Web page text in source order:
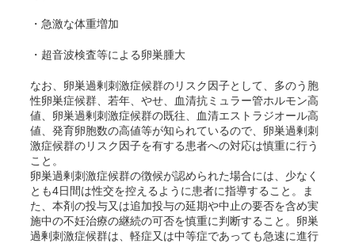
・急激な体重増加
・超音波検査等による卵巣腫大
なお、卵巣過剰刺激症候群のリスク因子として、多のう胞
性卵巣症候群、若年、やせ、血清抗ミュラー管ホルモン高
値、卵巣過剰刺激症候群の既往、血清エストラジオール高
値、発育卵胞数の高値等が知られているので、卵巣過剰刺
激症候群のリスク因子を有する患者への対応は慎重に行う
こと。
卵巣過剰刺激症候群の徴候が認められた場合には、少なく
とも4日間は性交を控えるように患者に指導すること。ま
た、本剤の投与又は追加投与の延期や中止の要否を含め実
施中の不妊治療の継続の可否を慎重に判断すること。卵巣
過剰刺激症候群は、軽症又は中等症であっても急速に進行